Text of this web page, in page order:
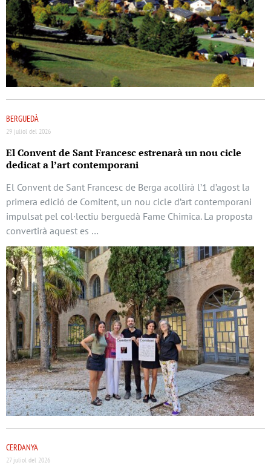
BERGUEDÀ
29 juliol del 2026
El Convent de Sant Francesc estrenarà un nou cicle
dedicat a l’art contemporani
El Convent de Sant Francesc de Berga acollirà l’1 d’agost la
primera edició de Comitent, un nou cicle d’art contemporani
impulsat pel col·lectiu berguedà Fame Chimica. La proposta
convertirà aquest es …
CERDANYA
27 juliol del 2026